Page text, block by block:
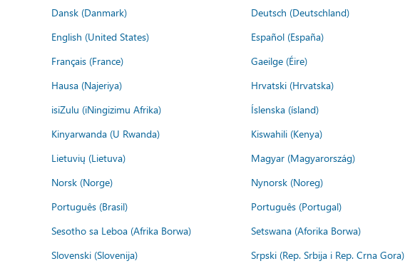
Dansk (Danmark)
Deutsch (Deutschland)
English (United States)
Español (España)
Français (France)
Gaeilge (Éire)
Hausa (Najeriya)
Hrvatski (Hrvatska)
isiZulu (iNingizimu Afrika)
Íslenska (ísland)
Kinyarwanda (U Rwanda)
Kiswahili (Kenya)
Lietuvių (Lietuva)
Magyar (Magyarország)
Norsk (Norge)
Nynorsk (Noreg)
Português (Brasil)
Português (Portugal)
Sesotho sa Leboa (Afrika Borwa)
Setswana (Aforika Borwa)
Slovenski (Slovenija)
Srpski (Rep. Srbija i Rep. Crna Gora)